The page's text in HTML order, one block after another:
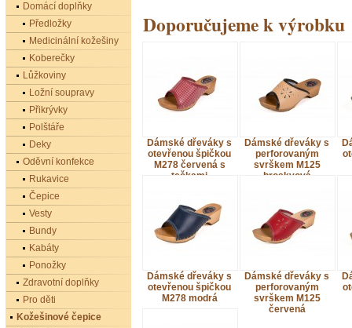
Doporučujeme k výrobku
Dámské dřeváky s
otevřenou špičkou
M278 červená s
tečkami
Dámské dřeváky s
perforovaným
svrškem M125
broskvová
Dámské dřeváky s
otevřenou špičkou
M278 modrá
Dámské dřeváky s
perforovaným
svrškem M125
červená
Domácí doplňky
Předložky
Medicinální kožešiny
Koberečky
Lůžkoviny
Ložní soupravy
Přikrývky
Polštáře
Deky
Oděvní konfekce
Rukavice
Čepice
Vesty
Bundy
Kabáty
Ponožky
Zdravotní doplňky
Pro děti
Kožešinové čepice